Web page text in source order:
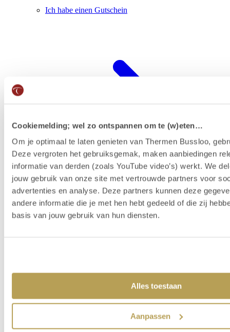
Cookiemelding; wel zo ontspannen om te (w)eten…
Om je optimaal te laten genieten van Thermen Bussloo,
Deze vergroten het gebruiksgemak, maken aanbiedingen
informatie van derden (zoals YouTube video’s) werkt. We
jouw gebruik van onze site met vertrouwde partners voor
advertenties en analyse. Deze partners kunnen deze
andere informatie die je met hen hebt gedeeld of die zij
basis van jouw gebruik van hun diensten.
Alles toestaan
Aanpassen
Ich habe einen Gutschein
Wellness-Resort